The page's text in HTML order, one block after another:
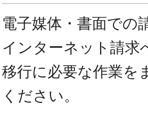
電子媒体・書面での
インターネット請求
移行に必要な作業を
ください。